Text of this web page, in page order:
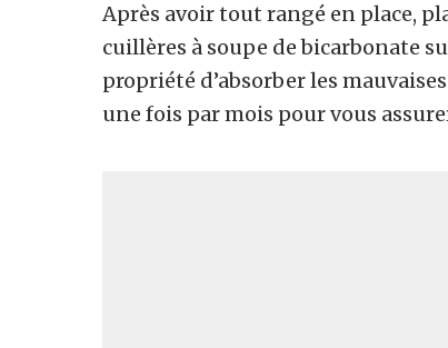
Après avoir tout rangé en place,
cuillères à soupe de bicarbonate
propriété d’absorber les
une fois par mois pour vous